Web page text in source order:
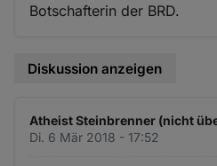
Botschafterin der BRD.
Diskussion anzeigen
Atheist Steinbrenner (nicht
Di. 6 Mär 2018 - 17:52